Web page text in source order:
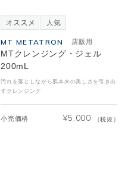
MT METATRON 店販用
MTクレンジング・ジェル
200mL
汚れを落としながら肌本来の美しさを引き出
すクレンジング
小売価格 ¥5,000 （税抜）